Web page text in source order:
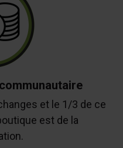
et le 1/3 de ce
est de la